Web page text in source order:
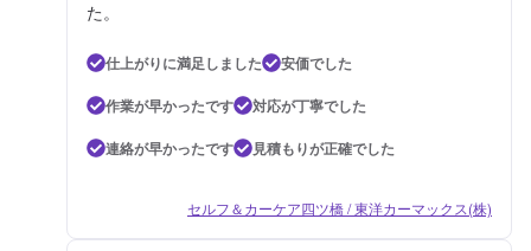
た。
仕上がりに満足しました
安価でした
作業が早かったです
対応が丁寧でした
連絡が早かったです
見積もりが正確でした
セルフ＆カーケア四ツ橋 / 東洋カーマックス(株)